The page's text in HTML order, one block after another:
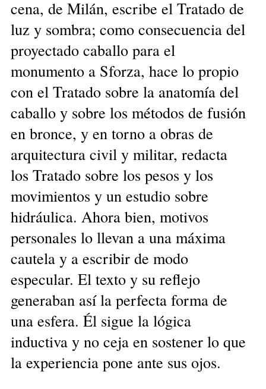
cena, de Milán, escribe el Tratado de
luz y sombra; como consecuencia del
proyectado caballo para el
monumento a Sforza, hace lo propio
con el Tratado sobre la anatomía del
caballo y sobre los métodos de fusión
en bronce, y en torno a obras de
arquitectura civil y militar, redacta
los Tratado sobre los pesos y los
movimientos y un estudio sobre
hidráulica. Ahora bien, motivos
personales lo llevan a una máxima
cautela y a escribir de modo
especular. El texto y su reflejo
generaban así la perfecta forma de
una esfera. Él sigue la lógica
inductiva y no ceja en sostener lo que
la experiencia pone ante sus ojos.